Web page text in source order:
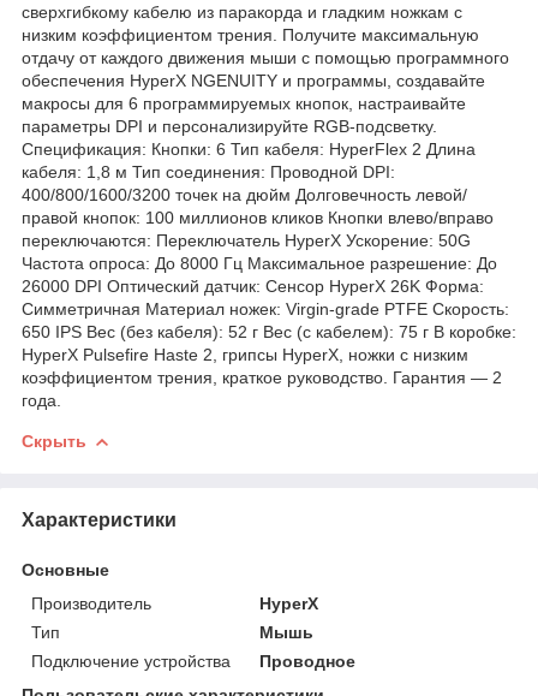
сверхгибкому кабелю из паракорда и гладким ножкам с
низким коэффициентом трения. Получите максимальную
отдачу от каждого движения мыши с помощью программного
обеспечения HyperX NGENUITY и программы, создавайте
макросы для 6 программируемых кнопок, настраивайте
параметры DPI и персонализируйте RGB-подсветку.
Спецификация: Кнопки: 6 Тип кабеля: HyperFlex 2 Длина
кабеля: 1,8 м Тип соединения: Проводной DPI:
400/800/1600/3200 точек на дюйм Долговечность левой/
правой кнопок: 100 миллионов кликов Кнопки влево/вправо
переключаются: Переключатель HyperX Ускорение: 50G
Частота опроса: До 8000 Гц Максимальное разрешение: До
26000 DPI Оптический датчик: Сенсор HyperX 26K Форма:
Симметричная Материал ножек: Virgin-grade PTFE Скорость:
650 IPS Вес (без кабеля): 52 г Вес (с кабелем): 75 г В коробке:
HyperX Pulsefire Haste 2, грипсы HyperX, ножки с низким
коэффициентом трения, краткое руководство. Гарантия — 2
года.
Скрыть
Характеристики
Основные
Производитель
HyperX
Тип
Мышь
Подключение устройства
Проводное